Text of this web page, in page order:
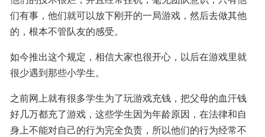
们有事，他们就可以放下刚开的一局游戏，然后去做其他
的，根本不管队友的感受。
如今推出这个规定，相信大家也很开心，以后在游戏里就
很少遇到那些小学生。
之前网上就有很多学生为了玩游戏充钱，把父母的血汗钱
好几万都充了游戏，这些学生因为年龄原因，在法律和自
身上不能对自己的行为完全负责，所以他们的行为经常不